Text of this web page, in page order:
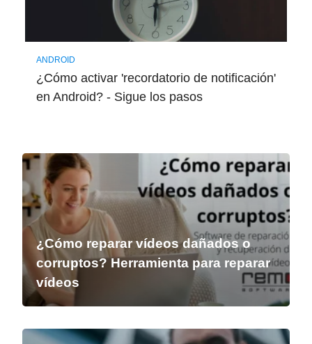
ANDROID
¿Cómo activar 'recordatorio de notificación'
en Android? - Sigue los pasos
¿Cómo reparar vídeos dañados o
corruptos? Herramienta para reparar
vídeos